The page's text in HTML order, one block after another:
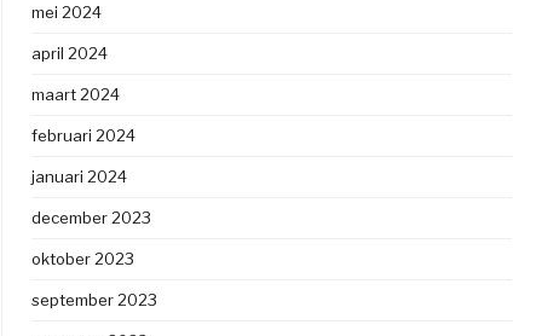
mei 2024
april 2024
maart 2024
februari 2024
januari 2024
december 2023
oktober 2023
september 2023